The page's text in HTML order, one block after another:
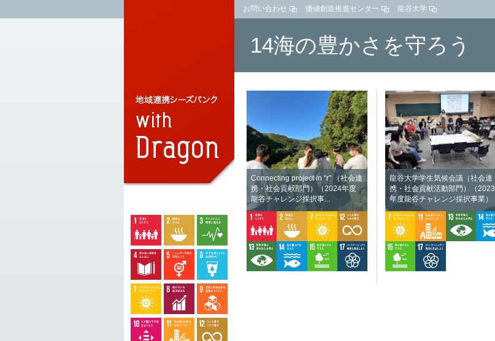
お問い合わせ 価値創造推進センター 龍谷大学
14海の豊かさを守ろう
Connecting project in “r” （社会連
携・社会貢献部門）（2024年度
龍谷チャレンジ採択事...
龍谷大学学生気候会議（社会連
携・社会貢献活動部門）（2023
年度龍谷チャレンジ採択事業）